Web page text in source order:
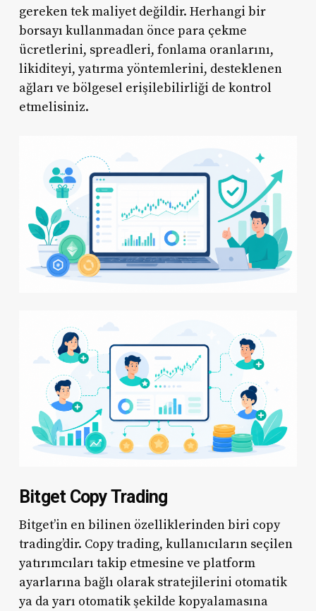
gereken tek maliyet değildir. Herhangi bir
borsayı kullanmadan önce para çekme
ücretlerini, spreadleri, fonlama oranlarını,
likiditeyi, yatırma yöntemlerini, desteklenen
ağları ve bölgesel erişilebilirliği de kontrol
etmelisiniz.
Bitget Copy Trading
Bitget’in en bilinen özelliklerinden biri copy
trading’dir. Copy trading, kullanıcıların seçilen
yatırımcıları takip etmesine ve platform
ayarlarına bağlı olarak stratejilerini otomatik
ya da yarı otomatik şekilde kopyalamasına